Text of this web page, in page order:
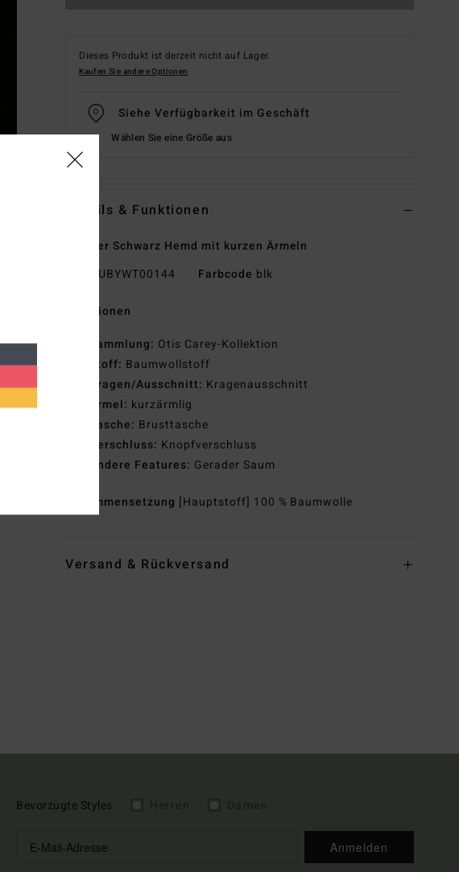
Dieses Produkt ist derzeit nicht auf Lager.
Kaufen Sie andere Optionen
Siehe Verfügbarkeit im Geschäft
Wählen Sie eine Größe aus
Details & Funktionen
Männer Schwarz Hemd mit kurzen Ärmeln
UBYWT00144 Farbcode blk
Funktionen
Sammlung: Otis Carey-Kollektion
Stoff: Baumwollstoff
Kragen/Ausschnitt: Kragenausschnitt
Ärmel: kurzärmlig
Tasche: Brusttasche
Verschluss: Knopfverschluss
Andere Features: Gerader Saum
Zusammensetzung [Hauptstoff] 100 % Baumwolle
Versand & Rückversand
Bevorzugte Styles
Anmelden